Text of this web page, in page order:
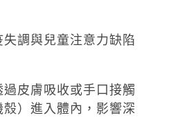
調與兒童注意力缺陷
皮膚吸收或手口接觸
殼）進入體內，影響深